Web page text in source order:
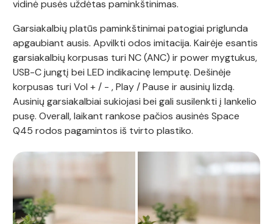
vidinė pusės uždėtas paminkštinimas.
Garsiakalbių platūs paminkštinimai patogiai priglunda
apgaubiant ausis. Apvilkti odos imitacija. Kairėje esantis
garsiakalbių korpusas turi NC (ANC) ir power mygtukus,
USB-C jungtį bei LED indikacinę lemputę. Dešinėje
korpusas turi Vol + / - , Play / Pause ir ausinių lizdą.
Ausinių garsiakalbiai sukiojasi bei gali susilenkti į lankelio
pusę. Overall, laikant rankose pačios ausinės Space
Q45 rodos pagamintos iš tvirto plastiko.